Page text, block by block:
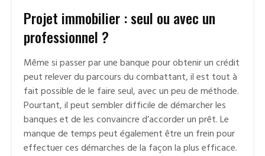
Projet immobilier : seul ou avec un
professionnel ?
Même si passer par une banque pour obtenir un crédit
peut relever du parcours du combattant, il est tout à
fait possible de le faire seul, avec un peu de méthode.
Pourtant, il peut sembler difficile de démarcher les
banques et de les convaincre d’accorder un prêt. Le
manque de temps peut également être un frein pour
effectuer ces démarches de la façon la plus efficace.